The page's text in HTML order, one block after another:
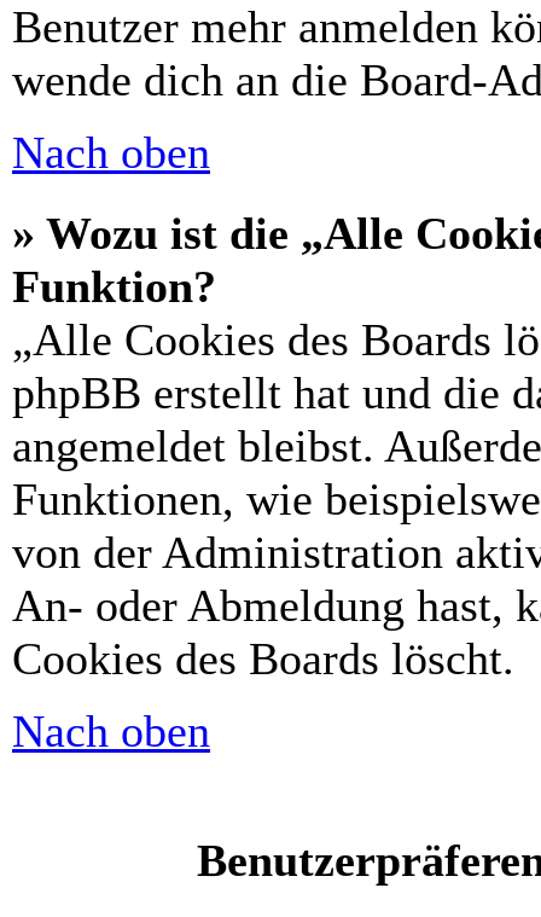
Benutzer mehr anmelden
wende dich an die Board-
Nach oben
» Wozu ist die „Alle
Funktion?
„Alle Cookies des Boards
phpBB erstellt hat und die
angemeldet bleibst.
Funktionen, wie
von der Administration
An- oder Abmeldung hast,
Cookies des Boards löscht.
Nach oben